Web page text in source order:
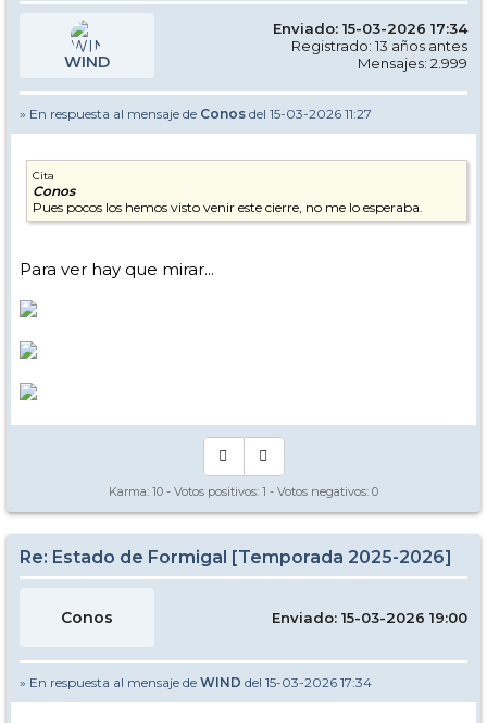
WIND
Enviado: 15-03-2026 17:34
Registrado: 13 años antes
Mensajes: 2.999
» En respuesta al mensaje de Conos del 15-03-2026 11:27
Cita
Conos
Pues pocos los hemos visto venir este cierre, no me lo esperaba.
Para ver hay que mirar...
Karma: 10 - Votos positivos: 1 - Votos negativos: 0
Re: Estado de Formigal [Temporada 2025-2026]
Conos Enviado: 15-03-2026 19:00
» En respuesta al mensaje de WIND del 15-03-2026 17:34